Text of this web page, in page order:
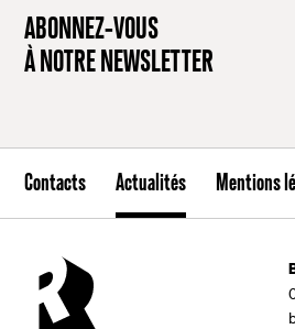
ABONNEZ-VOUS
À NOTRE NEWSLETTER
Contacts Actualités Mentions